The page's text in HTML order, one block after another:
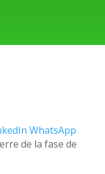
WhatsApp
de la fase de